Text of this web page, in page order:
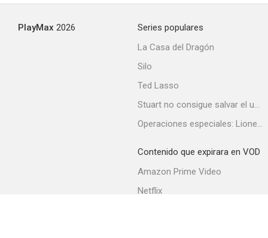
PlayMax 2026
Series populares
La Casa del Dragón
Silo
Ted Lasso
Stuart no consigue salvar el universo
Operaciones especiales: Lioness
Contenido que expirara en VOD
Amazon Prime Video
Netflix